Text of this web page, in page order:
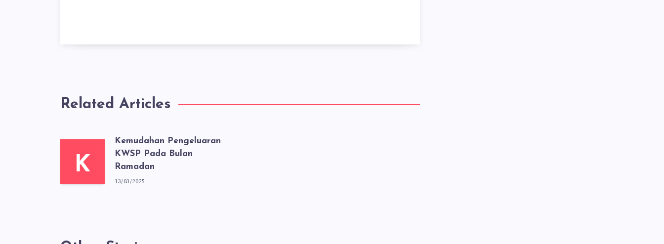
Related Articles
K
Kemudahan Pengeluaran
KWSP Pada Bulan
Ramadan
13/03/2025